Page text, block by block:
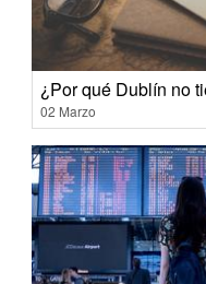
¿Por qué Dublín no
02 Marzo